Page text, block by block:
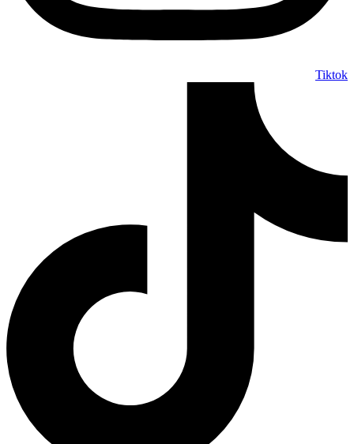
Tiktok